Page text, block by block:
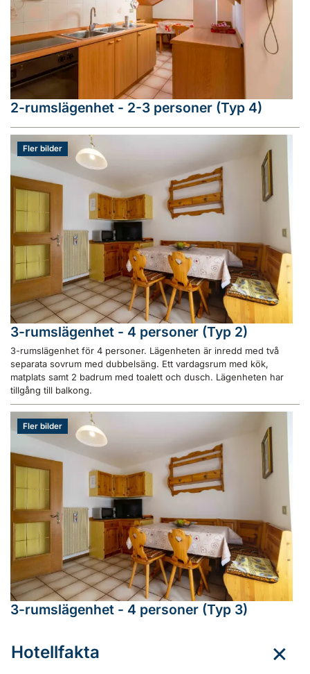
2-rumslägenhet - 2-3 personer (Typ 4)
Fler bilder
3-rumslägenhet - 4 personer (Typ 2)
3-rumslägenhet för 4 personer. Lägenheten är inredd med två
separata sovrum med dubbelsäng. Ett vardagsrum med kök,
matplats samt 2 badrum med toalett och dusch. Lägenheten har
tillgång till balkong.
Fler bilder
3-rumslägenhet - 4 personer (Typ 3)
Hotellfakta